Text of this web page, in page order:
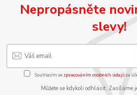
Nepropásněte
slevy!
Souhlasím se zpracováním osobních údajůza
Můžete se kdykoli odhlásit. Zasíláme